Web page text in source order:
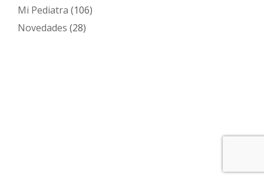
Mi Pediatra (106)
Novedades (28)